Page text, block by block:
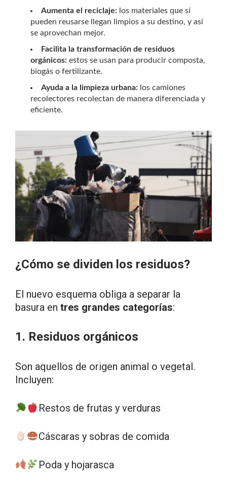
Aumenta el reciclaje: los materiales que sí
pueden reusarse llegan limpios a su destino, y así
se aprovechan mejor.
Facilita la transformación de residuos
orgánicos: estos se usan para producir composta,
biogás o fertilizante.
Ayuda a la limpieza urbana: los camiones
recolectores recolectan de manera diferenciada y
eficiente.
¿Cómo se dividen los residuos?
El nuevo esquema obliga a separar la
basura en tres grandes categorías:
1. Residuos orgánicos
Son aquellos de origen animal o vegetal.
Incluyen:
Restos de frutas y verduras
Cáscaras y sobras de comida
Poda y hojarasca